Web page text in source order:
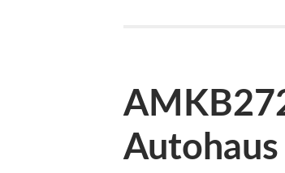
Autohaus